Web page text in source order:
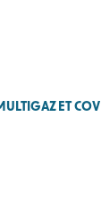
ET COV